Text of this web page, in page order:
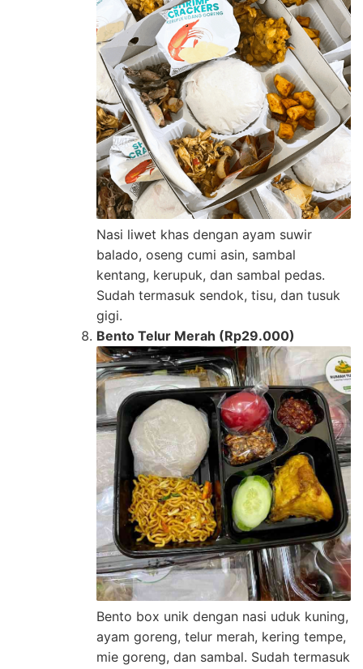
Nasi liwet khas dengan ayam suwir
balado, oseng cumi asin, sambal
kentang, kerupuk, dan sambal pedas.
Sudah termasuk sendok, tisu, dan tusuk
gigi.
Bento Telur Merah (Rp29.000)
Bento box unik dengan nasi uduk kuning,
ayam goreng, telur merah, kering tempe,
mie goreng, dan sambal. Sudah termasuk